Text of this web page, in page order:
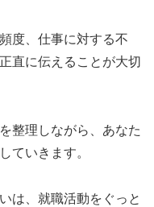
度、仕事に対する不
直に伝えることが大切
整理しながら、あなた
ていきます。
は、就職活動をぐっと